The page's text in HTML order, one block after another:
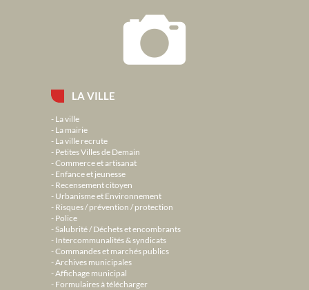
LA VILLE
La ville
La mairie
La ville recrute
Petites Villes de Demain
Commerce et artisanat
Enfance et jeunesse
Recensement citoyen
Urbanisme et Environnement
Risques / prévention / protection
Police
Salubrité / Déchets et encombrants
Intercommunalités & syndicats
Commandes et marchés publics
Archives municipales
Affichage municipal
Formulaires à télécharger